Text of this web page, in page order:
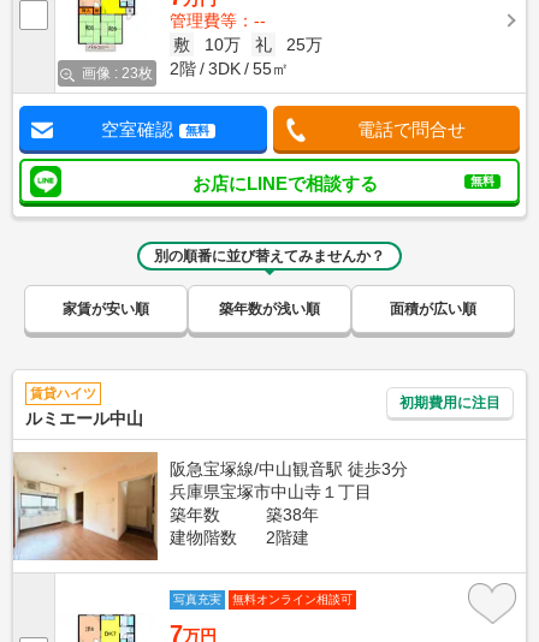
画像 : 23枚
管理費等：--
敷
10万 礼
25万
2階
3DK 55㎡
空室確認 無料 電話で問合せ
お店にLINEで相談する 無料
別の順番に並び替えてみませんか？
家賃が安い順 築年数が浅い順 面積が広い順
賃貸ハイツ
ルミエール中山
初期費用に注目
阪急宝塚線/中山観音駅 徒歩3分
兵庫県宝塚市中山寺１丁目
築年数
築38年
建物階数
2階建
写真充実 無料オンライン相談可
7万円